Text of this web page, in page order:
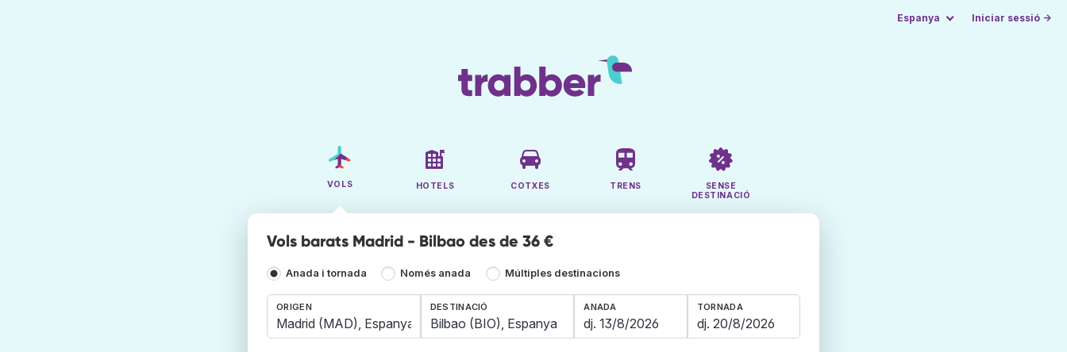
Espanya Iniciar sessió →
VOLS HOTELS COTXES TRENS
SENSE
DESTINACIÓ
Vols barats Madrid - Bilbao des de 36 €
Anada i tornada Només anada Múltiples destinacions
ORIGEN DESTINACIÓ ANADA TORNADA